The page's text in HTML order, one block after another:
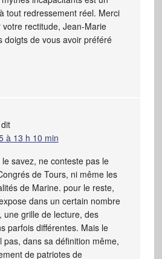
tout redressement réel. Merci
votre rectitude, Jean-Marie
doigts de vous avoir préféré
dit
à 13 h 10 min
savez, ne conteste pas le
de Tours, ni même les
de Marine. pour le reste,
dans un certain nombre
une grille de lecture, des
parfois différentes. Mais le
pas, dans sa définition même,
de patriotes de